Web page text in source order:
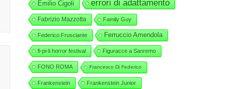
Emilio Cigoli errori di adattamento
Fabrizio Mazzotta Family Guy
Federico Frusciante Ferruccio Amendola
fi-pi-li horror festival Figuracce a Sanremo
FONO ROMA Francesco Di Federico
Frankenstein Frankenstein Junior